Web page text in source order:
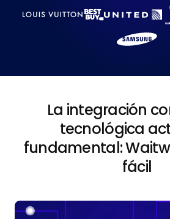
La integración
tecnológica
fundamental:
fácil